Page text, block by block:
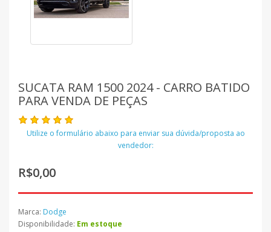
SUCATA RAM 1500 2024 - CARRO BATIDO
PARA VENDA DE PEÇAS
Utilize o formulário abaixo para enviar sua dúvida/proposta ao
vendedor:
R$0,00
Marca: Dodge
Disponibilidade: Em estoque